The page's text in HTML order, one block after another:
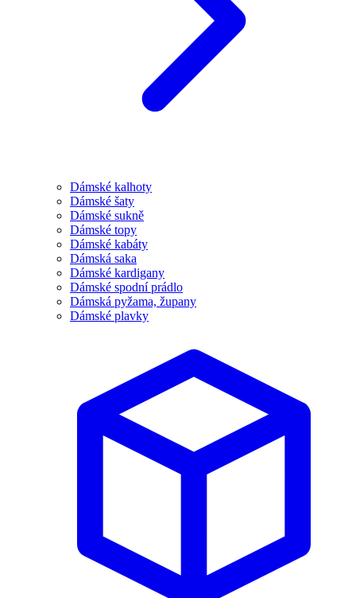
Dámské kalhoty
Dámské šaty
Dámské sukně
Dámské topy
Dámské kabáty
Dámská saka
Dámské kardigany
Dámské spodní prádlo
Dámská pyžama, župany
Dámské plavky